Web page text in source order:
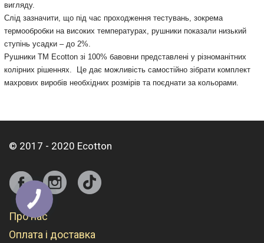
вигляду.
Слід зазначити, що під час проходження тестувань, зокрема
термообробки на високих температурах, рушники показали низький
ступінь усадки – до 2%.
Рушники ТМ Ecotton зі 100% бавовни представлені у різноманітних
колірних рішеннях. Це дає можливість самостійно зібрати комплект
махрових виробів необхідних розмірів та поєднати за кольорами.
© 2017 - 2020 Ecotton
Про нас
Оплата і доставка